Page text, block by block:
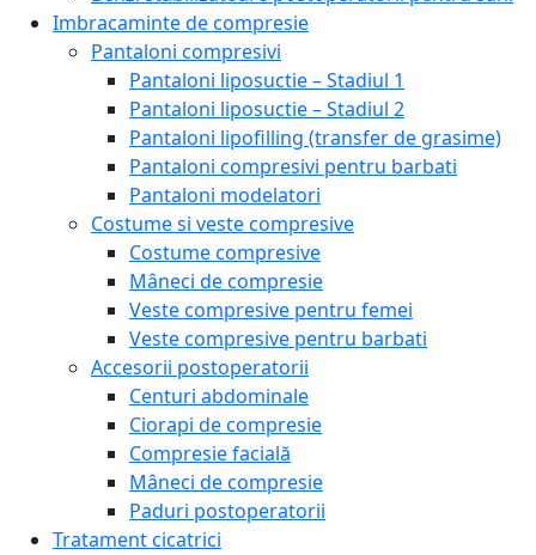
Imbracaminte de compresie
Pantaloni compresivi
Pantaloni liposuctie – Stadiul 1
Pantaloni liposuctie – Stadiul 2
Pantaloni lipofilling (transfer de grasime)
Pantaloni compresivi pentru barbati
Pantaloni modelatori
Costume si veste compresive
Costume compresive
Mâneci de compresie
Veste compresive pentru femei
Veste compresive pentru barbati
Accesorii postoperatorii
Centuri abdominale
Ciorapi de compresie
Compresie facială
Mâneci de compresie
Paduri postoperatorii
Tratament cicatrici